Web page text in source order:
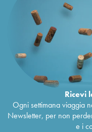
Ricevi
Ogni settimana viaggia
Newsletter, per non
e i